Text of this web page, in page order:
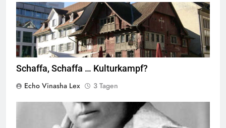
Rotes Haus, Dornbirn,Quelle© Böhringer FriedrichCC BY-SA 2.5
Wikimedia Commons
Schaffa, Schaffa … Kulturkampf?
Echo Vinasha Lex
3 Tagen
Marie Equi,Quelle